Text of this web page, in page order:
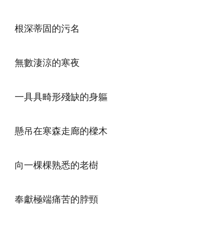
根深蒂固的污名
無數淒涼的寒夜
一具具畸形殘缺的身軀
懸吊在寒森走廊的樑木
向一棵棵熟悉的老樹
奉獻極端痛苦的脖頸